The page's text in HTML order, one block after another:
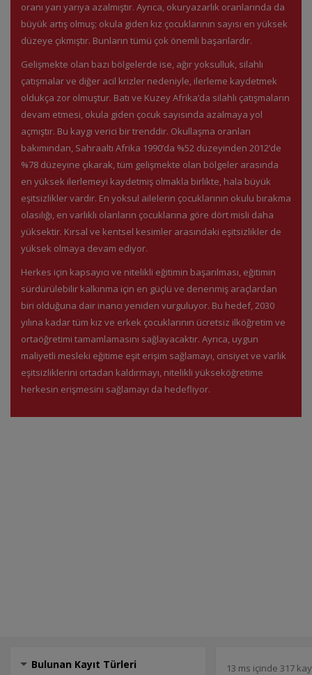
oranı yarı yarıya azalmıştır. Ayrıca, okuryazarlık oranlarında da
büyük artış olmuş; okula giden kız çocuklarının sayısı en yüksek
düzeye çıkmıştır. Bunların tümü çok önemli başarılardır.
Gelişmekte olan bazı bölgelerde ise, ağır yoksulluk, silahlı
çatışmalar ve diğer acil krizler nedeniyle, ilerleme kaydetmek
oldukça zor olmuştur. Batı ve Kuzey Afrika’da silahlı çatışmaların
devam etmesi, okula giden çocuk sayısında azalmaya yol
açmıştır. Bu kaygı verici bir trenddir. Okullaşma oranları
bakımından, Sahraaltı Afrika 1990’da %52 düzeyinden 2012’de
%78 düzeyine çıkarak, tüm gelişmekte olan bölgeler arasında
en yüksek ilerlemeyi kaydetmiş olmakla birlikte, hala büyük
eşitsizlikler vardır. En yoksul ailelerin çocuklarının okulu bırakma
olasılığı, en varlıklı olanların çocuklarına göre dört misli daha
yüksektir. Kırsal ve kentsel kesimler arasındaki eşitsizlikler de
yüksek olmaya devam ediyor.
Herkes için kapsayıcı ve nitelikli eğitimin başarılması, eğitimin
sürdürülebilir kalkınma için en güçlü ve denenmiş araçlardan
biri olduğuna dair inancı yeniden vurguluyor. Bu hedef, 2030
yılına kadar tüm kız ve erkek çocuklarının ücretsiz ilköğretim ve
ortaöğretimi tamamlamasını sağlayacaktır. Ayrıca, uygun
maliyetli mesleki eğitime eşit erişim sağlamayı, cinsiyet ve varlık
eşitsizliklerini ortadan kaldırmayı, nitelikli yükseköğretime
herkesin erişmesini sağlamayı da hedefliyor.
Bulunan Kayıt Türleri 13 ms içinde 317